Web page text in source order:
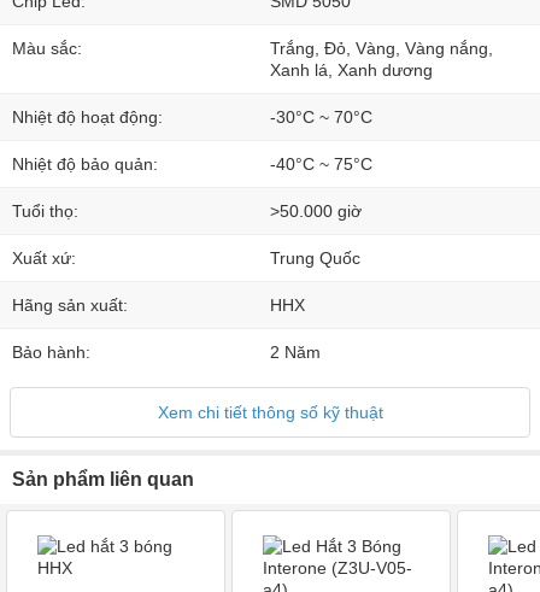
Màu sắc:
Trắng, Đỏ, Vàng, Vàng nắng,
Xanh lá, Xanh dương
Nhiệt độ hoạt động: -30°C ~ 70°C
Nhiệt độ bảo quản: -40°C ~ 75°C
Tuổi thọ: >50.000 giờ
Xuất xứ: Trung Quốc
Hãng sản xuất: HHX
Bảo hành: 2 Năm
Xem chi tiết thông số kỹ thuật
Sản phẩm liên quan